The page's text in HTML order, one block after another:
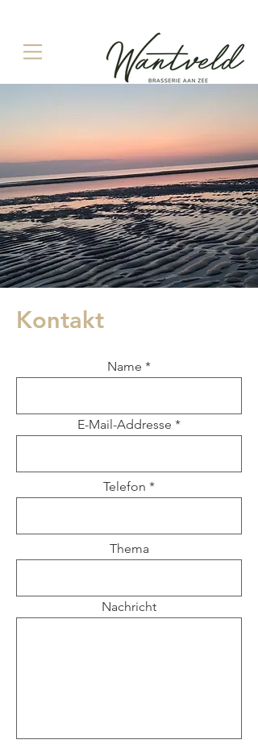
Kontakt
Name
E-Mail-Addresse
Telefon
Thema
Nachricht